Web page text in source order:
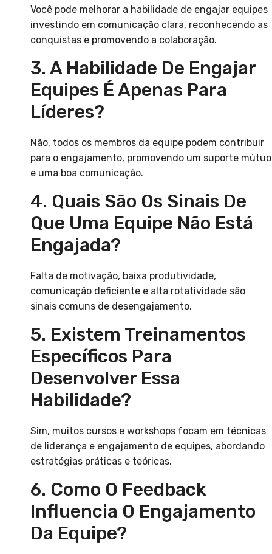
Você pode melhorar a habilidade de engajar equipes
investindo em comunicação clara, reconhecendo as
conquistas e promovendo a colaboração.
3. A Habilidade De Engajar
Equipes É Apenas Para
Líderes?
Não, todos os membros da equipe podem contribuir
para o engajamento, promovendo um suporte mútuo
e uma boa comunicação.
4. Quais São Os Sinais De
Que Uma Equipe Não Está
Engajada?
Falta de motivação, baixa produtividade,
comunicação deficiente e alta rotatividade são
sinais comuns de desengajamento.
5. Existem Treinamentos
Específicos Para
Desenvolver Essa
Habilidade?
Sim, muitos cursos e workshops focam em técnicas
de liderança e engajamento de equipes, abordando
estratégias práticas e teóricas.
6. Como O Feedback
Influencia O Engajamento
Da Equipe?